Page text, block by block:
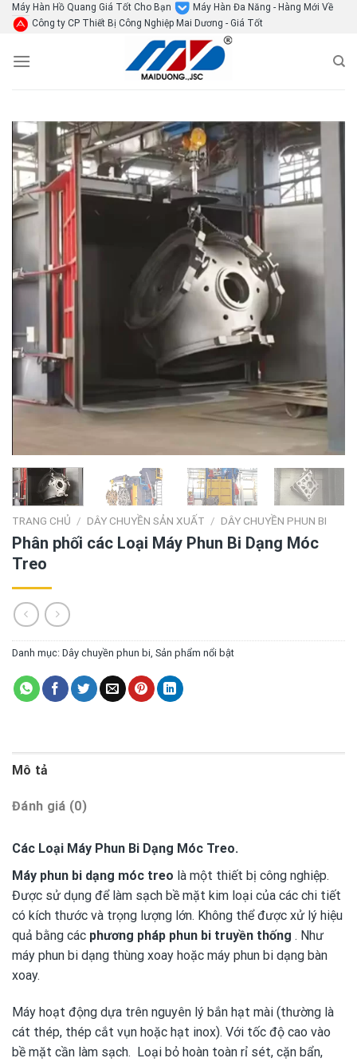
SkipMáy Hàn Hồ Quang Giá Tốt Cho Bạn
Máy Hàn Đa Năng - Hàng Mới Về
Công ty CP Thiết Bị Công Nghiệp Mai Dương - Giá Tốt
TRANG CHỦ / DÂY CHUYỀN SẢN XUẤT / DÂY CHUYỀN PHUN BI
Phân phối các Loại Máy Phun Bi Dạng Móc
Treo
Danh mục: Dây chuyền phun bi Sản phẩm nổi bật
Mô tả
Đánh giá (0)
Các Loại Máy Phun Bi Dạng Móc Treo.
Máy phun bi dạng móc treo là một thiết bị công nghiệp.
Được sử dụng để làm sạch bề mặt kim loại của các chi tiết
có kích thước và trọng lượng lớn. Không thể được xử lý hiệu
quả bằng các phương pháp phun bi truyền thống . Như
máy phun bi dạng thùng xoay hoặc máy phun bi dạng bàn
xoay.
Máy hoạt động dựa trên nguyên lý bắn hạt mài (thường là
cát thép, thép cắt vụn hoặc hạt inox). Với tốc độ cao vào
bề mặt cần làm sạch. Loại bỏ hoàn toàn rỉ sét, cặn bẩn,